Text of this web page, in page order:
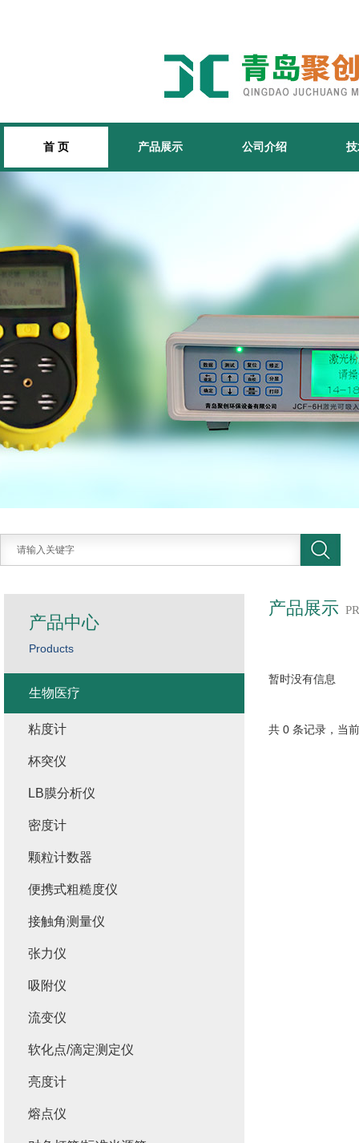
首 页 产品展示 公司介绍
产品展示
暂时没有信息
共 0 条记录，当
产品中心
Products
生物医疗
粘度计
杯突仪
LB膜分析仪
密度计
颗粒计数器
便携式粗糙度仪
接触角测量仪
张力仪
吸附仪
流变仪
软化点/滴定测定仪
亮度计
熔点仪